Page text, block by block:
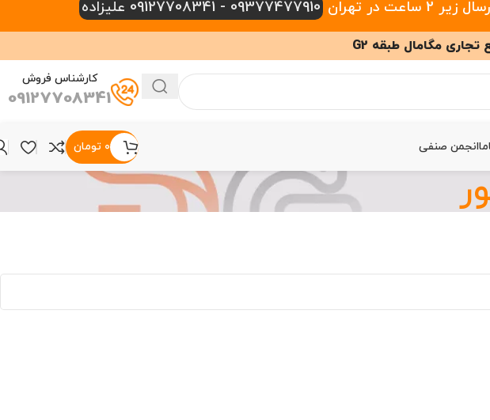
تهران 09377477910 - 09127708341 علیزاده
کارشناس فروش
09127708341
انجمن صنفی ۰ تومان